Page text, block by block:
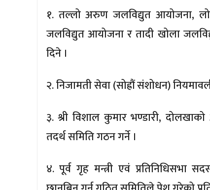
१. तल्लो अरुण जलविद्युत आयोजना,
जलविद्युत आयोजना र तादी खोला
दिने ।
२. निजामती सेवा (सोह्रौं संशोधन)
३. श्री विशाल कुमार भण्डारी,
तदर्थ समिति गठन गर्ने ।
४. पूर्व गृह मन्त्री एवं प्रतिनिधिसभा